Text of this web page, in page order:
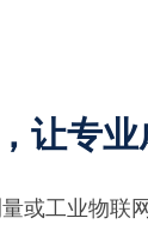
让专
或工业物联